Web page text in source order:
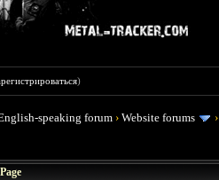
)
speaking forum ›Website forums